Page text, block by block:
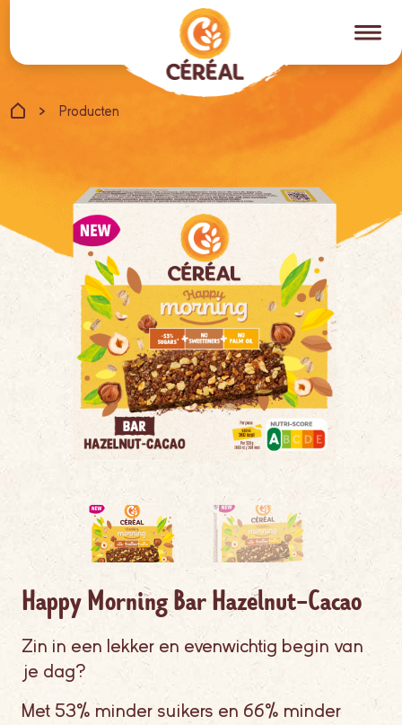
Producten
Happy Morning Bar Hazelnut-Cacao
Zin in een lekker en evenwichtig begin van
je dag?
Met 53% minder suikers en 66% minder